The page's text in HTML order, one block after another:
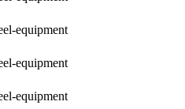
equipment
equipment
equipment